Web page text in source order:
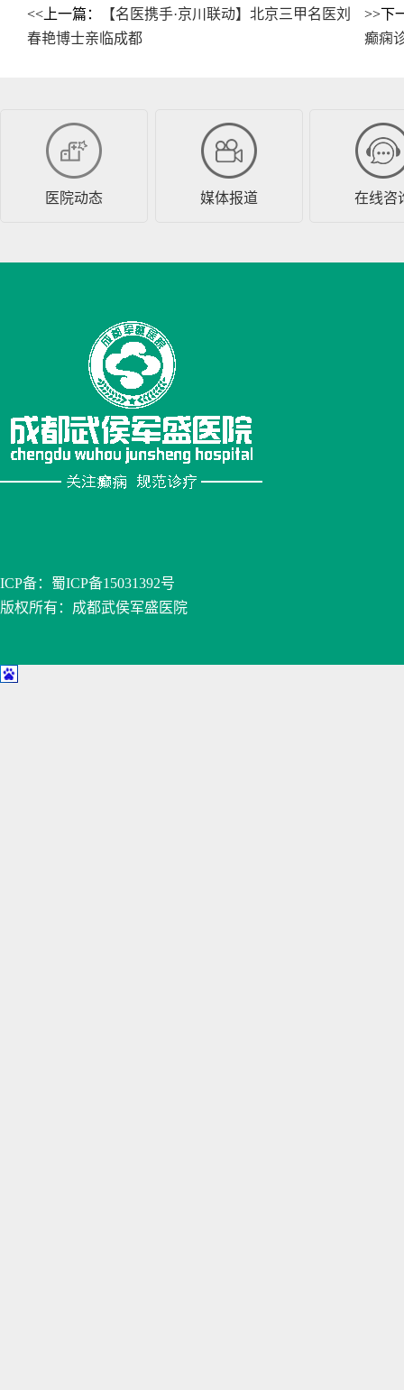
<<上一篇：
【名医携手·京川联动】北京三甲名医刘
春艳博士亲临成都
>>下
癫痫
医院动态 媒体报道 在线咨
ICP备： 蜀ICP备15031392号
版权所有：成都武侯军盛医院